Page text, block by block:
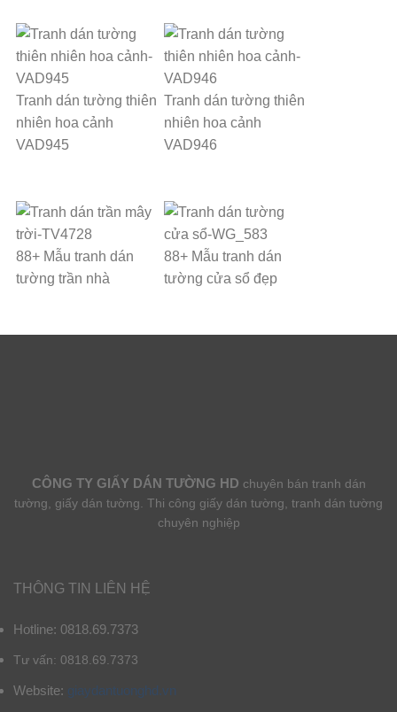
Tranh dán tường thiên
nhiên hoa cảnh
VAD945
Tranh dán tường thiên
nhiên hoa cảnh
VAD946
88+ Mẫu tranh dán
tường trần nhà
88+ Mẫu tranh dán
tường cửa sổ đẹp
CÔNG TY GIẤY DÁN TƯỜNG HD chuyên bán tranh dán
tường, giấy dán tường. Thi công giấy dán tường, tranh dán tường
chuyên nghiệp
THÔNG TIN LIÊN HỆ
Hotline: 0818.69.7373
Tư vấn: 0818.69.7373
Website: giaydantuonghd.vn